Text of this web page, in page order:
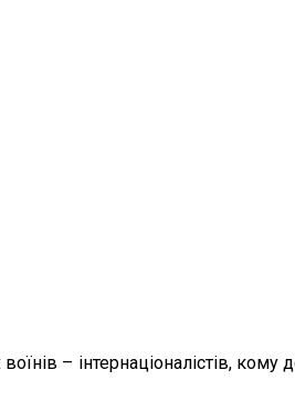
– інтернаціоналістів,